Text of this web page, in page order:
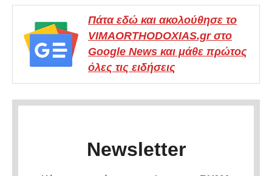
Πάτα εδώ και ακολούθησε το
VIMAORTHODOXIAS.gr στο
Google News και μάθε πρώτος
όλες τις ειδήσεις
Newsletter